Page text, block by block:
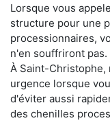
Lorsque vous
structure pour une
processionnaires,
n'en souffriront pas.
À Saint-Christophe,
urgence lorsque
d'éviter aussi
des chenilles